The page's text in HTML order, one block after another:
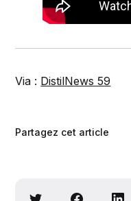
Via : DistilNews 59
Partagez cet article